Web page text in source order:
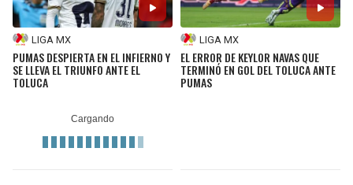
LIGA MX
PUMAS DESPIERTA EN EL INFIERNO Y
SE LLEVA EL TRIUNFO ANTE EL
TOLUCA
LIGA MX
EL ERROR DE KEYLOR NAVAS QUE
TERMINÓ EN GOL DEL TOLUCA ANTE
PUMAS